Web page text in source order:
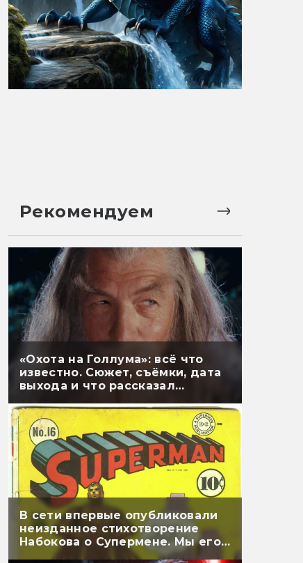
Рекомендуем
«Охота на Голлума»: всё что
известно. Сюжет, съёмки, дата
выхода и что рассказал
В сети впервые опубликовали
неизданное стихотворение
Набокова о Супермене. Мы его
перевели